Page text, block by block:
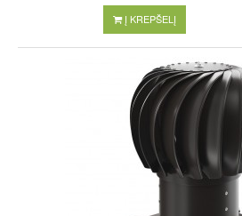
Į KREPŠELĮ